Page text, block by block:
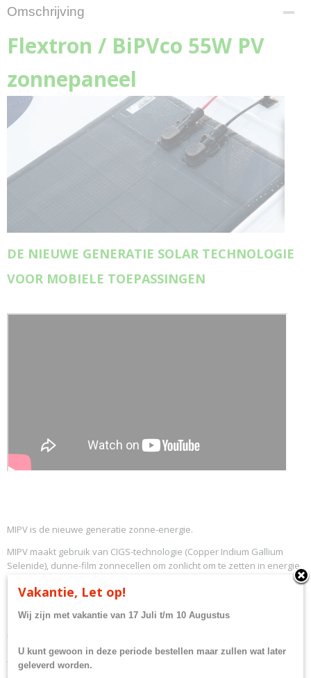
Omschrijving
Flextron / BiPVco 55W PV
zonnepaneel
DE NIEUWE GENERATIE SOLAR TECHNOLOGIE
VOOR MOBIELE TOEPASSINGEN
MIPV is de nieuwe generatie zonne-energie.
MIPV maakt gebruik van CIGS-technologie (Copper Indium Gallium
Selenide), dunne-film zonnecellen om zonlicht om te zetten in energie.
Ze verschillen van traditionele fotovoltaïsche zonne-energiesystemen
(PV) op basis van kristallijne systemen die zwaardere, omvangrijkere
extra ondersteuning/rekken nodig en is de montage eenvoudig door
Omdat deze panelen niet 'glasachtig' zijn, zijn ze onbreekbaar en
flexibel. Meerdere diodes en celverbindingen voorkomen een
Vakantie, Let op!
Wij zijn met vakantie van 17 Juli t/m 10 Augustus
U kunt gewoon in deze periode bestellen maar zullen wat later
geleverd worden.